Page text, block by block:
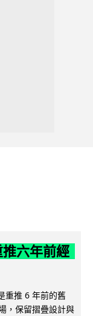
六年前經
重推 6 年前的舊
，保留摺疊設計與